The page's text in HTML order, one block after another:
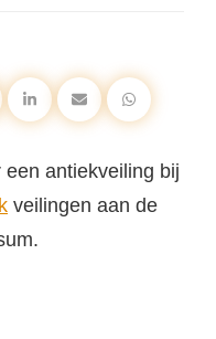
antiekveiling bij
veilingen aan de